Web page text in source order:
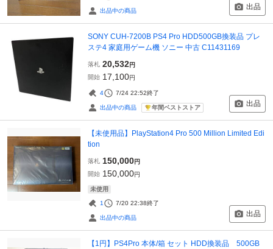
出品中の商品 出品
SONY CUH-7200B PS4 Pro HDD500GB換装品 プレ
ステ4 家庭用ゲーム機 ソニー 中古 C11431169
落札 20,532円
開始 17,100円
4 7/24 22:52終了
出品中の商品 年間ベストストア 出品
【未使用品】PlayStation4 Pro 500 Million Limited Edi
tion
落札 150,000円
開始 150,000円
未使用
1 7/20 22:38終了
出品中の商品 出品
【1円】PS4Pro 本体/箱 セット HDD換装品 500GB